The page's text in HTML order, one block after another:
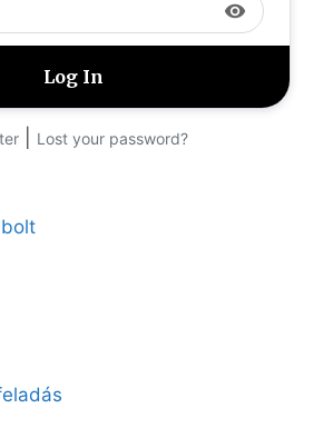
visibility
Lost your password?